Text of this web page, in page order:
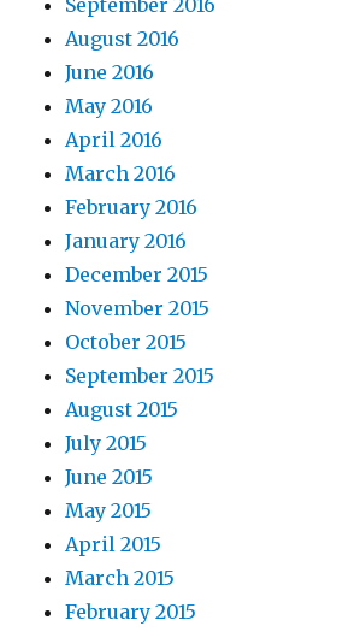
September 2016
August 2016
June 2016
May 2016
April 2016
March 2016
February 2016
January 2016
December 2015
November 2015
October 2015
September 2015
August 2015
July 2015
June 2015
May 2015
April 2015
March 2015
February 2015